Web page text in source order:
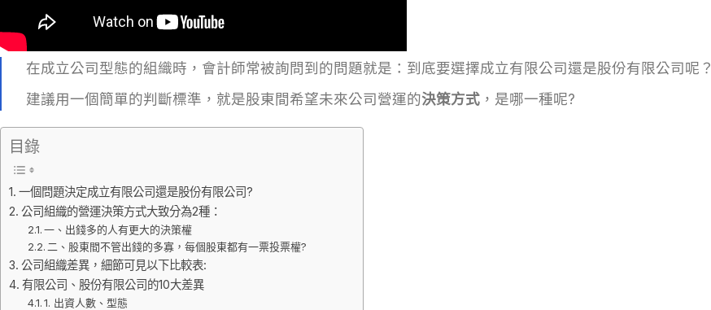
在成立公司型態的組織時，會計師常被詢問到的問題就是：到底要選擇成立有限公司還是股份有限公司呢？
建議用一個簡單的判斷標準，就是股東間希望未來公司營運的決策方式 ，是哪一種呢?
目錄
一個問題決定成立有限公司還是股份有限公司?
公司組織的營運決策方式大致分為2種：
一、出錢多的人有更大的決策權
二、股東間不管出錢的多寡，每個股東都有一票投票權?
公司組織差異，細節可見以下比較表:
有限公司、股份有限公司的10大差異
1. 出資人數、型態